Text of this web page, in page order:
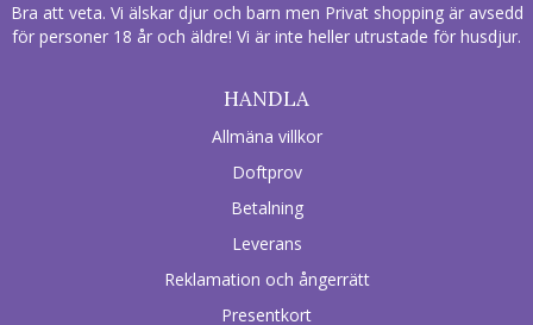
Bra att veta. Vi älskar djur och barn men Privat shopping är avsedd
för personer 18 år och äldre! Vi är inte heller utrustade för husdjur.
HANDLA
Allmäna villkor
Doftprov
Betalning
Leverans
Reklamation och ångerrätt
Presentkort